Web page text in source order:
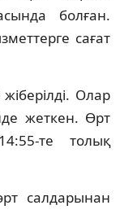
болған.
сағат
Олар
жеткен. Өрт
те толық
салдарынан